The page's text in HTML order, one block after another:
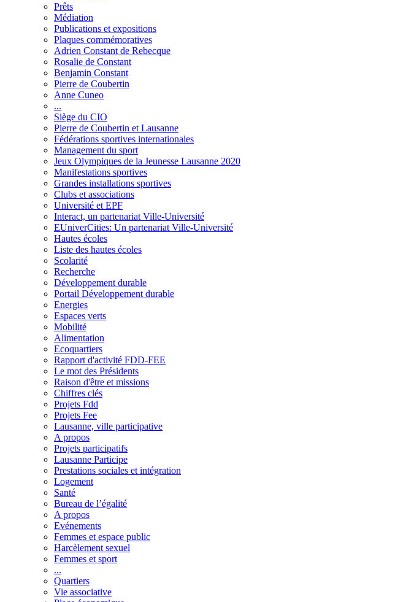
Prêts
Médiation
Publications et expositions
Plaques commémoratives
Adrien Constant de Rebecque
Rosalie de Constant
Benjamin Constant
Pierre de Coubertin
Anne Cuneo
...
Siège du CIO
Pierre de Coubertin et Lausanne
Fédérations sportives internationales
Management du sport
Jeux Olympiques de la Jeunesse Lausanne 2020
Manifestations sportives
Grandes installations sportives
Clubs et associations
Université et EPF
Interact, un partenariat Ville-Université
EUniverCities: Un partenariat Ville-Université
Hautes écoles
Liste des hautes écoles
Scolarité
Recherche
Développement durable
Portail Développement durable
Energies
Espaces verts
Mobilité
Alimentation
Ecoquartiers
Rapport d'activité FDD-FEE
Le mot des Présidents
Raison d'être et missions
Chiffres clés
Projets Fdd
Projets Fee
Lausanne, ville participative
A propos
Projets participatifs
Lausanne Participe
Prestations sociales et intégration
Logement
Santé
Bureau de l’égalité
A propos
Evénements
Femmes et espace public
Harcèlement sexuel
Femmes et sport
...
Quartiers
Vie associative